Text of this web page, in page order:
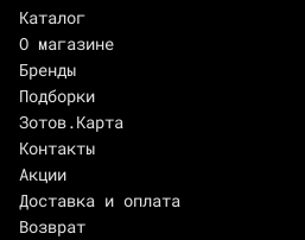
Каталог
О магазине
Бренды
Подборки
Зотов.Карта
Контакты
Акции
Доставка и оплата
Возврат